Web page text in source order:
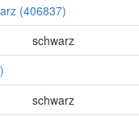
(406837)
schwarz
schwarz